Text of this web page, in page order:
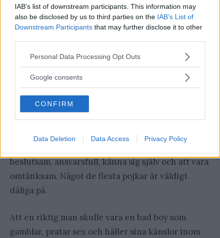
IAB’s list of downstream participants. This information may
also be disclosed by us to third parties on the IAB’s List of
Downstream Participants that may further disclose it to other
Please note that this website/app uses one or more Google
not limited to your visit or usage behaviour. You may click to
use your data for below specified purposes in below Google
consent section.
Personal Data Processing Opt Outs
Google consents
CONFIRM
Data Deletion Data Access Privacy Policy
säkert hört talas om att pungen kan bli blå om
man är upphetsad för länge utan att få utlösning,
och det stämmer faktiskt. Det är inte en myt, även
om många tror det. Läs mer omBlue Balls
och hur
Sammanfattningsvis om
dessa myter om män
beslutsam, ansvarsfull, känna sig själv och att vara
omtänksam. Något de flesta pojkar är väldigt
dåliga på.
Att en riktig man skulle vara en bad boy som
gamblar, pratar sex och håller sina känslor inom